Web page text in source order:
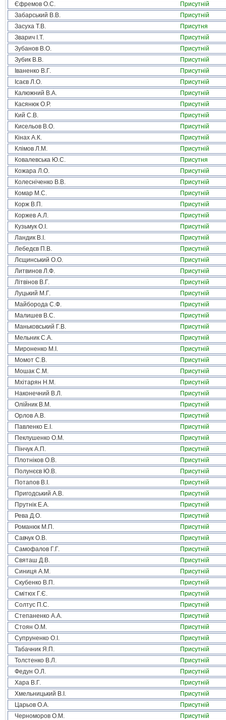
Єфремов О.С.
Присутній
Забарський В.В.
Присутній
Засуха Т.В.
Присутня
Зварич І.Т.
Присутній
Зубанов В.О.
Присутній
Зубик В.В.
Присутній
Іваненко В.Г.
Присутній
Ісаєв Л.О.
Присутній
Калюжний В.А.
Присутній
Касянюк О.Р.
Присутній
Кий С.В.
Присутній
Кисельов В.О.
Присутній
Кінах А.К.
Присутній
Клімов Л.М.
Присутній
Ковалевська Ю.С.
Присутня
Кожара Л.О.
Присутній
Колесніченко В.В.
Присутній
Комар М.С.
Присутній
Корж В.П.
Присутній
Коржев А.Л.
Присутній
Кузьмук О.І.
Присутній
Ландик В.І.
Присутній
Лебедєв П.В.
Присутній
Лєщинський О.О.
Присутній
Литвинов Л.Ф.
Присутній
Літвінов В.Г.
Присутній
Луцький М.Г.
Присутній
Майборода С.Ф.
Присутній
Малишев В.С.
Присутній
Маньковський Г.В.
Присутній
Мельник С.А.
Присутній
Мироненко М.І.
Присутній
Момот С.В.
Присутній
Мошак С.М.
Присутній
Мхітарян Н.М.
Присутній
Наконечний В.Л.
Присутній
Олійник В.М.
Присутній
Орлов А.В.
Присутній
Павленко Е.І.
Присутній
Пеклушенко О.М.
Присутній
Пінчук А.П.
Присутній
Плотніков О.В.
Присутній
Полунєєв Ю.В.
Присутній
Потапов В.І.
Присутній
Пригодський А.В.
Присутній
Прутнік Е.А.
Присутній
Рева Д.О.
Присутній
Романюк М.П.
Присутній
Савчук О.В.
Присутній
Самофалов Г.Г.
Присутній
Святаш Д.В.
Присутній
Синиця А.М.
Присутній
Скубенко В.П.
Присутній
Смітюх Г.Є.
Присутній
Солтус П.С.
Присутній
Степаненко А.А.
Присутній
Стоян О.М.
Присутній
Супруненко О.І.
Присутній
Табачник Я.П.
Присутній
Толстенко В.Л.
Присутній
Федун О.Л.
Присутній
Хара В.Г.
Присутній
Хмельницький В.І.
Присутній
Царьов О.А.
Присутній
Черноморов О.М.
Присутній